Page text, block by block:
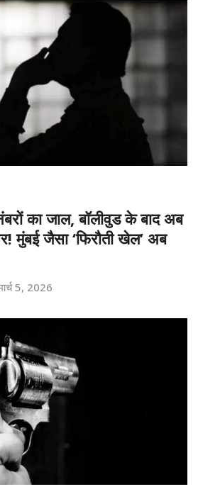
का जाल, बॉलीवुड के बाद अब
मुंबई जैसा ‘फिरौती खेल’ अब
5, 2026